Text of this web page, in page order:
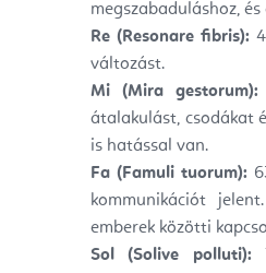
megszabaduláshoz,
Re (Resonare fibris):
változást.
Mi (Mira gestorum):
átalakulást, csodákat
is hatással van.
Fa (Famuli tuorum):
kommunikációt
emberek közötti
Sol (Solive polluti):